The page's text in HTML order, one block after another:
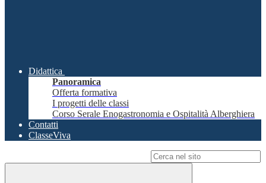
Didattica
Panoramica
Offerta formativa
I progetti delle classi
Corso Serale Enogastronomia e Ospitalità Alberghiera
Contatti
ClasseViva